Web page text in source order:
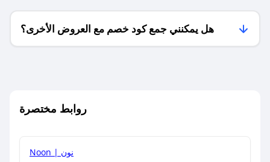
هل يمكنني جمع كود خصم مع العروض الأخرى؟
روابط مختصرة
Noon | نون